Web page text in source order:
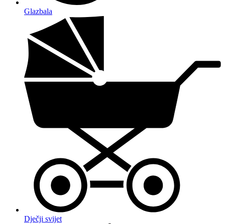
Glazbala
Dječji svijet